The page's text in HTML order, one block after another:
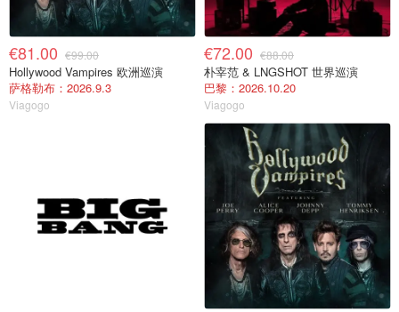
€81.00 €99.00
Hollywood Vampires 欧洲巡演
萨格勒布：2026.9.3
Viagogo
€72.00 €88.00
朴宰范 & LNGSHOT 世界巡演
巴黎：2026.10.20
Viagogo